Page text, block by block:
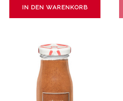
IN DEN WARENKORB